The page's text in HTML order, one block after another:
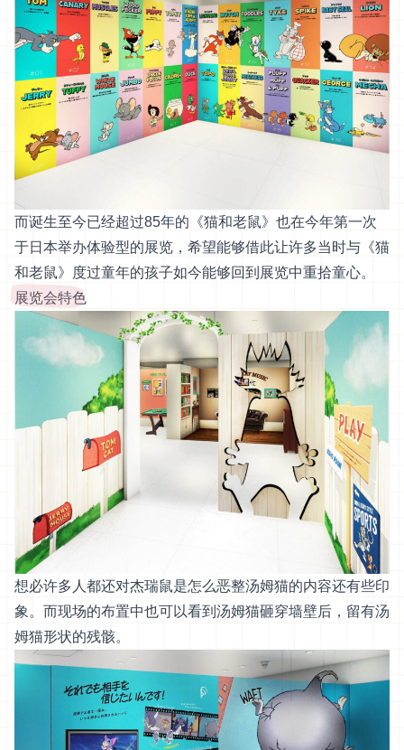
而诞生至今已经超过85年的《猫和老鼠》也在今年第一次
于日本举办体验型的展览，希望能够借此让许多当时与《猫
和老鼠》度过童年的孩子如今能够回到展览中重拾童心。
展览会特色
想必许多人都还对杰瑞鼠是怎么恶整汤姆猫的内容还有些印
象。而现场的布置中也可以看到汤姆猫砸穿墙壁后，留有汤
姆猫形状的残骸。